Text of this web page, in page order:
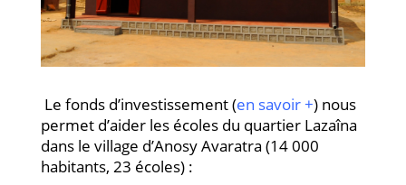
Le fonds d’investissement (en savoir +) nous
permet d’aider les écoles du quartier Lazaîna
dans le village d’Anosy Avaratra (14 000
habitants, 23 écoles) :